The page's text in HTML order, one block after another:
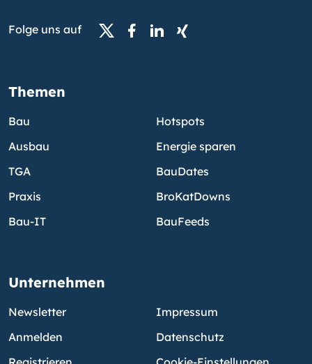
Folge uns auf
Themen
Bau
Ausbau
TGA
Praxis
Bau-IT
Hotspots
Energie sparen
BauDates
BroKatDowns
BauFeeds
Unternehmen
Newsletter
Anmelden
Impressum
Datenschutz